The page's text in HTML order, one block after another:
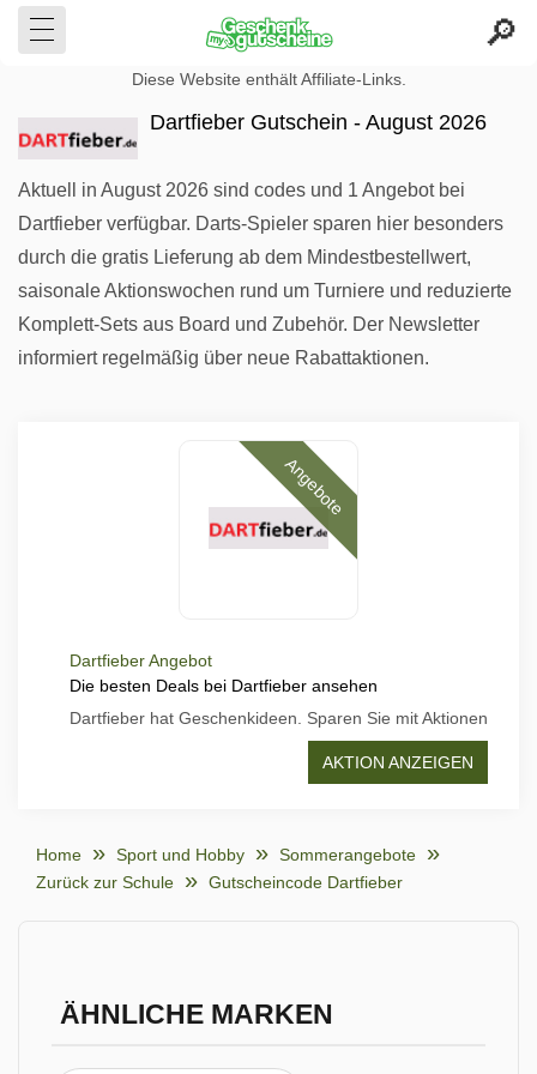
Diese Website enthält Affiliate-Links.
Dartfieber Gutschein - August 2026
Aktuell in August 2026 sind codes und 1 Angebot bei
Dartfieber verfügbar. Darts-Spieler sparen hier besonders
durch die gratis Lieferung ab dem Mindestbestellwert,
saisonale Aktionswochen rund um Turniere und reduzierte
Komplett-Sets aus Board und Zubehör. Der Newsletter
informiert regelmäßig über neue Rabattaktionen.
Angebote
Dartfieber Angebot
Die besten Deals bei Dartfieber ansehen
Dartfieber hat Geschenkideen. Sparen Sie mit Aktionen
AKTION ANZEIGEN
Home Sport und Hobby
Sommerangebote
Zurück zur Schule
Gutscheincode Dartfieber
ÄHNLICHE MARKEN